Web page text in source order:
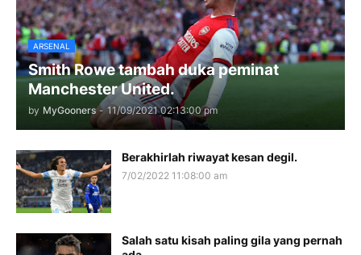
ARSENAL
Smith Rowe tambah duka peminat
Manchester United.
by MyGooners - 11/09/2021 02:13:00 pm
Berakhirlah riwayat kesan degil.
7/02/2022 11:08:00 am
Salah satu kisah paling gila yang pernah